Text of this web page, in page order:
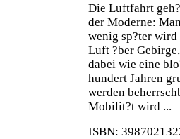
Die Luftfahrt
der Moderne:
wenig sp?ter wird
Luft ?ber
dabei wie eine
hundert Jahren
werden
Mobilit?t wird ...
ISBN: